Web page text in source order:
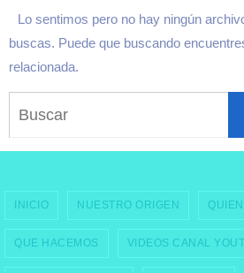
Lo sentimos pero no hay ningún
buscas. Puede que buscando
relacionada.
INICIO NUESTRO ORIGEN
QUE HACEMOS VIDEOS CANAL